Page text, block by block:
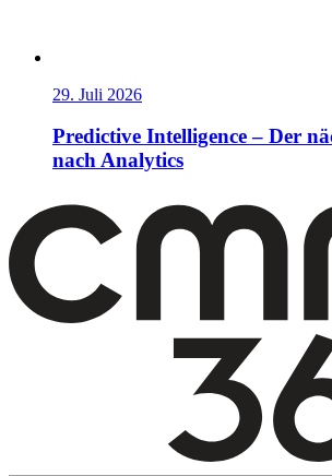
29. Juli 2026
Predictive Intelligence – Der
nach Analytics